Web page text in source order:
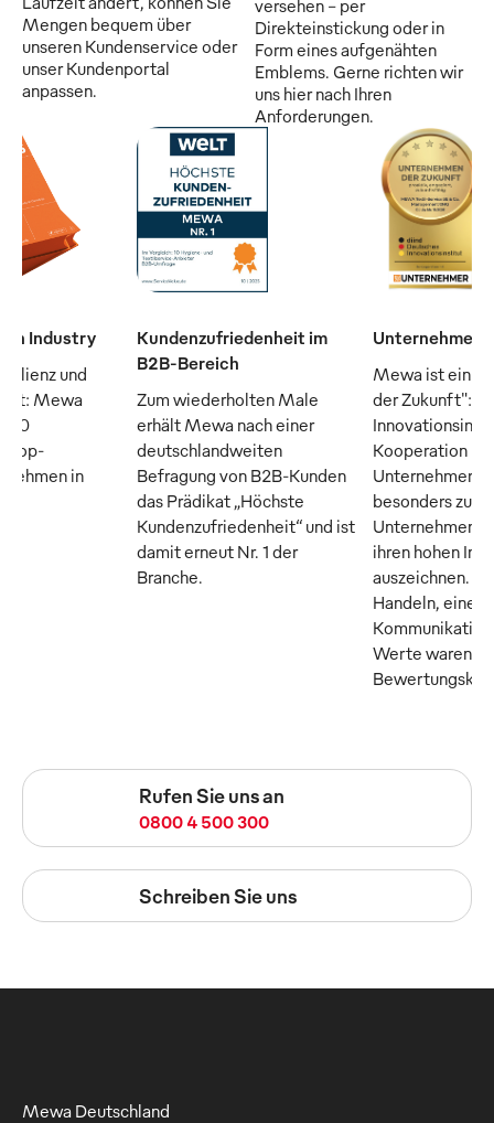
Mengen bequem über
unseren Kundenservice oder
unser Kundenportal
anpassen.
versehen - per
Direkteinstickung oder in
Form eines aufgenähten
Emblems. Gerne richten wir
uns hier nach Ihren
Anforderungen.
Industry
und
Mewa
50
Top-
in
Kundenzufriedenheit im
B2B-Bereich
Zum wiederholten Male
erhält Mewa nach einer
deutschlandweiten
Befragung von B2B-Kunden
das Prädikat „Höchste
Kundenzufriedenheit“ und ist
damit erneut Nr. 1 der
Branche.
Unternehmen
Mewa ist ein
der Zukunft":
Kooperation
Unternehmer
besonders
Unternehmen,
ihren hohen
auszeichnen.
Handeln, eine
Werte waren
Rufen Sie uns an
0800 4 500 300
Schreiben Sie uns
Mewa Deutschland